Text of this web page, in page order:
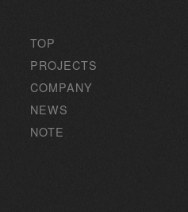
TOP
PROJECTS
COMPANY
NEWS
NOTE